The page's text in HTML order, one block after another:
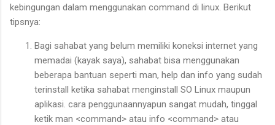
kebingungan dalam menggunakan command di linux. Berikut
tipsnya:
Bagi sahabat yang belum memiliki koneksi internet yang
memadai (kayak saya), sahabat bisa menggunakan
beberapa bantuan seperti man, help dan info yang sudah
terinstall ketika sahabat menginstall SO Linux maupun
aplikasi. cara penggunaannyapun sangat mudah, tinggal
ketik man <command> atau info <command> atau